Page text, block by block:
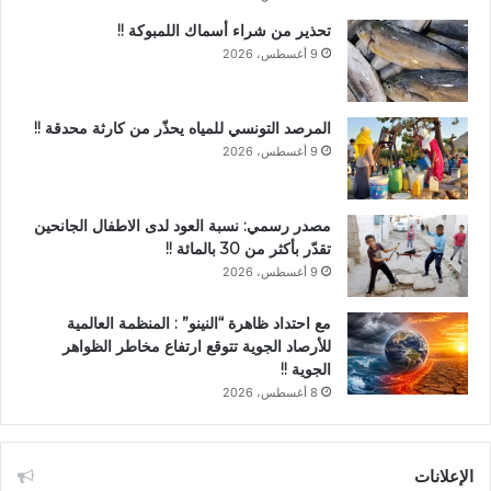
تحذير من شراء أسماك اللمبوكة !!
9 أغسطس، 2026
المرصد التونسي للمياه يحذّر من كارثة محدقة !!
9 أغسطس، 2026
مصدر رسمي: نسبة العود لدى الاطفال الجانحين
تقدّر بأكثر من 30 بالمائة !!
9 أغسطس، 2026
مع احتداد ظاهرة “النينو” : المنظمة العالمية
للأرصاد الجوية تتوقع ارتفاع مخاطر الظواهر
الجوية !!
8 أغسطس، 2026
الإعلانات